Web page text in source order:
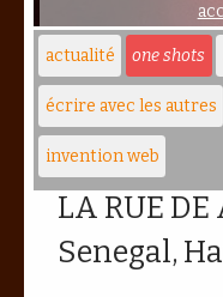
actualité one shots
écrire avec les autres
invention web
LA RUE
Senegal,